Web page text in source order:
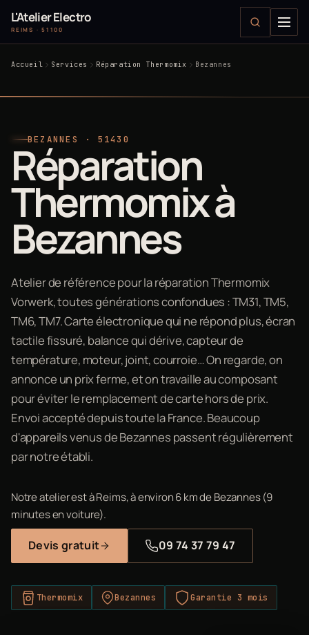
L'Atelier Electro
REIMS · 51100
Accueil Services Réparation Thermomix Bezannes
BEZANNES · 51430
Réparation
Thermomix à
Bezannes
Atelier de référence pour la réparation Thermomix
Vorwerk, toutes générations confondues : TM31, TM5,
TM6, TM7. Carte électronique qui ne répond plus, écran
tactile fissuré, balance qui dérive, capteur de
température, moteur, joint, courroie… On regarde, on
annonce un prix ferme, et on travaille au composant
pour éviter le remplacement de carte hors de prix.
Envoi accepté depuis toute la France. Beaucoup
d'appareils venus de Bezannes passent régulièrement
par notre établi.
Notre atelier est à Reims, à environ 6 km de Bezannes (9
minutes en voiture).
Devis gratuit 09 74 37 79 47
Thermomix Bezannes Garantie 3 mois